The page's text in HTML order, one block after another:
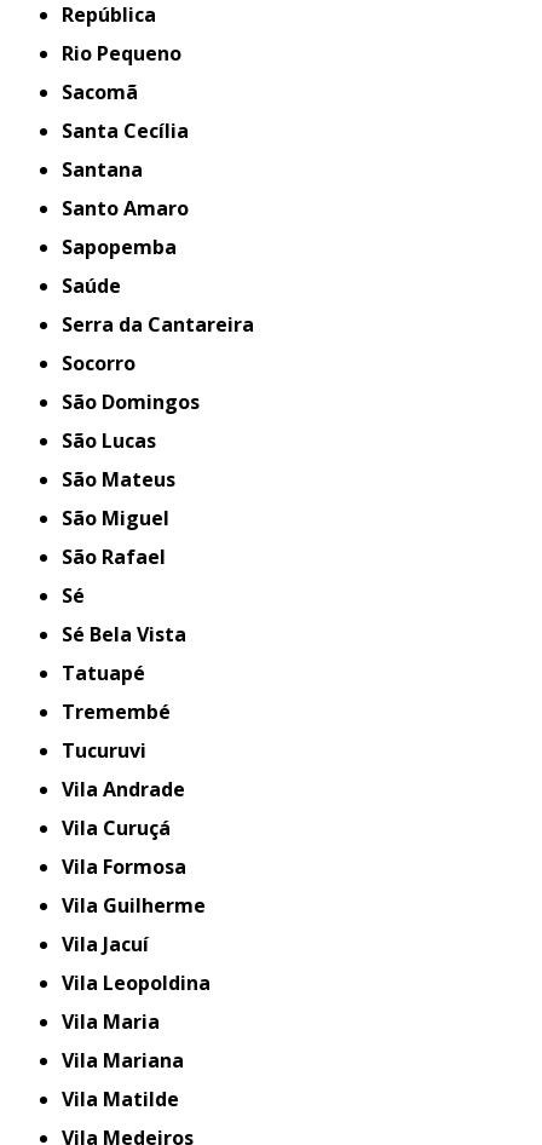
República
Rio Pequeno
Sacomã
Santa Cecília
Santana
Santo Amaro
Sapopemba
Saúde
Serra da Cantareira
Socorro
São Domingos
São Lucas
São Mateus
São Miguel
São Rafael
Sé
Sé Bela Vista
Tatuapé
Tremembé
Tucuruvi
Vila Andrade
Vila Curuçá
Vila Formosa
Vila Guilherme
Vila Jacuí
Vila Leopoldina
Vila Maria
Vila Mariana
Vila Matilde
Vila Medeiros